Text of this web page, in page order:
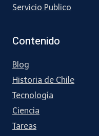
Servicio Publico
Contenido
Blog
Historia de Chile
Tecnología
Ciencia
Tareas